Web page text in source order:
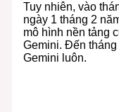
Tuy nhiên, vào
ngày 1 tháng 2
mô hình nền tảng
Gemini. Đến
Gemini luôn.